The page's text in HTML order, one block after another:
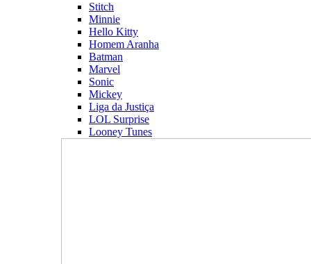
Stitch
Minnie
Hello Kitty
Homem Aranha
Batman
Marvel
Sonic
Mickey
Liga da Justiça
LOL Surprise
Looney Tunes